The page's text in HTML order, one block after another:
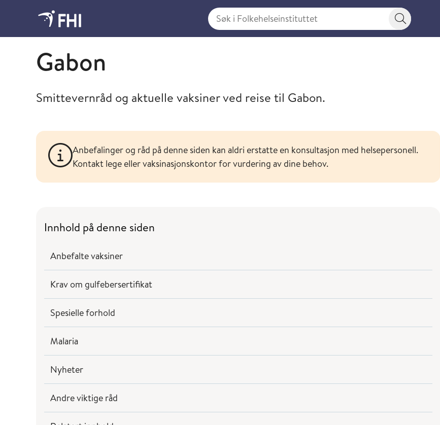
Søk i Folkehelseinstituttet
Søkeknapp
Søk og finn spesifikke råd og vaksineanbefalinger for ditt reisemål
Gabon
Smittevernråd og aktuelle vaksiner ved reise til Gabon.
Anbefalinger og råd på denne siden kan aldri erstatte en konsultasjon med helsepersonell.
Kontakt lege eller vaksinasjonskontor for vurdering av dine behov.
Innhold på denne siden
Anbefalte vaksiner
Krav om gulfebersertifikat
Spesielle forhold
Malaria
Nyheter
Andre viktige råd